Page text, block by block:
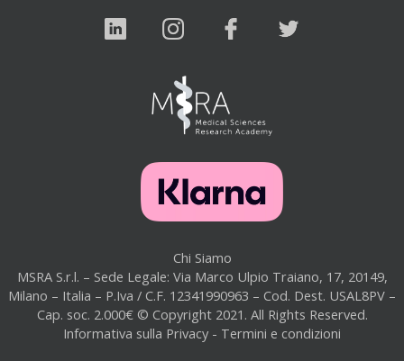
Chi Siamo
MSRA S.r.l. – Sede Legale: Via Marco Ulpio Traiano, 17, 20149,
Milano – Italia – P.Iva / C.F. 12341990963 – Cod. Dest. USAL8PV –
Cap. soc. 2.000€ © Copyright 2021. All Rights Reserved.
Informativa sulla Privacy - Termini e condizioni